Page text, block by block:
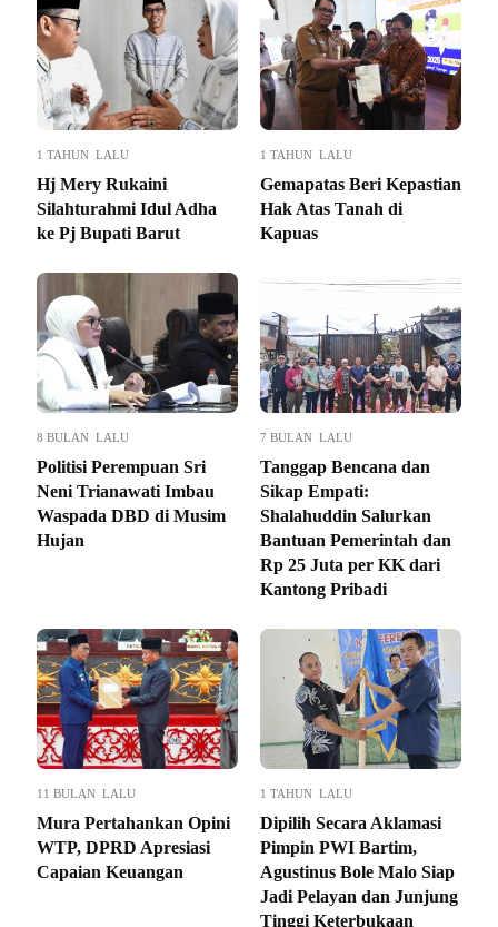
1 TAHUN LALU
Hj Mery Rukaini
Silahturahmi Idul Adha
ke Pj Bupati Barut
1 TAHUN LALU
Gemapatas Beri Kepastian
Hak Atas Tanah di
Kapuas
8 BULAN LALU
Politisi Perempuan Sri
Neni Trianawati Imbau
Waspada DBD di Musim
Hujan
7 BULAN LALU
Tanggap Bencana dan
Sikap Empati:
Shalahuddin Salurkan
Bantuan Pemerintah dan
Rp 25 Juta per KK dari
Kantong Pribadi
11 BULAN LALU
Mura Pertahankan Opini
WTP, DPRD Apresiasi
Capaian Keuangan
1 TAHUN LALU
Dipilih Secara Aklamasi
Pimpin PWI Bartim,
Agustinus Bole Malo Siap
Jadi Pelayan dan Junjung
Tinggi Keterbukaan